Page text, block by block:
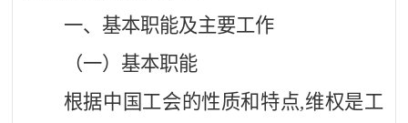
一、基本职能及主要工作
（一）基本职能
根据中国工会的性质和特点,维权是工